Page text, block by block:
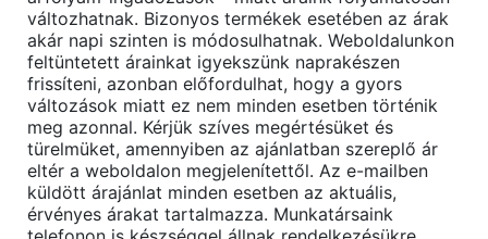
Akció!
OSB lap 22 mm
változhatnak. Bizonyos termékek esetében az árak
akár napi szinten is módosulhatnak. Weboldalunkon
feltüntetett árainkat igyekszünk naprakészen
frissíteni, azonban előfordulhat, hogy a gyors
változások miatt ez nem minden esetben történik
meg azonnal. Kérjük szíves megértésüket és
türelmüket, amennyiben az ajánlatban szereplő ár
eltér a weboldalon megjelenítettől. Az e-mailben
küldött árajánlat minden esetben az aktuális,
érvényes árakat tartalmazza. Munkatársaink